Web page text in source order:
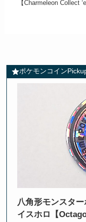
【Charmeleon Collect
ポケモンコイン
八角形モンスタ
イスホロ【